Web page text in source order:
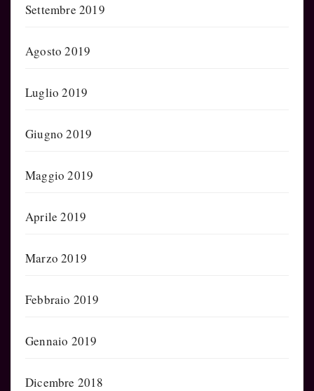
Settembre 2019
Agosto 2019
Luglio 2019
Giugno 2019
Maggio 2019
Aprile 2019
Marzo 2019
Febbraio 2019
Gennaio 2019
Dicembre 2018